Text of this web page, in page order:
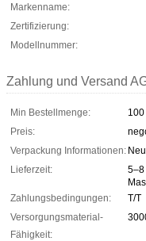
Markenname:
Zertifizierung:
Modellnummer:
Zahlung und Versand
Min Bestellmenge:
100
Preis:
Verpackung Informationen:
Lieferzeit:
5–8
Zahlungsbedingungen:
T/T
Versorgungsmaterial-
Fähigkeit: